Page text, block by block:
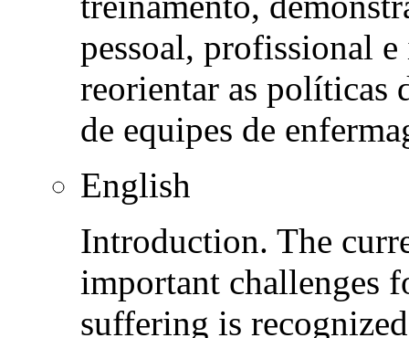
pessoal, profissional
reorientar as políticas
de equipes de
English
Introduction. The
important challenges
suffering is